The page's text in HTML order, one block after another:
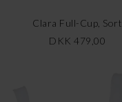
Clara Full-Cup, Sort
DKK 479,00